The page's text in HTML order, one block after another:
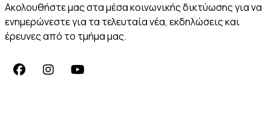
Ακολουθήστε μας στα μέσα κοινωνικής δικτύωσης για να
ενημερώνεστε για τα τελευταία νέα, εκδηλώσεις και
έρευνες από το τμήμα μας.